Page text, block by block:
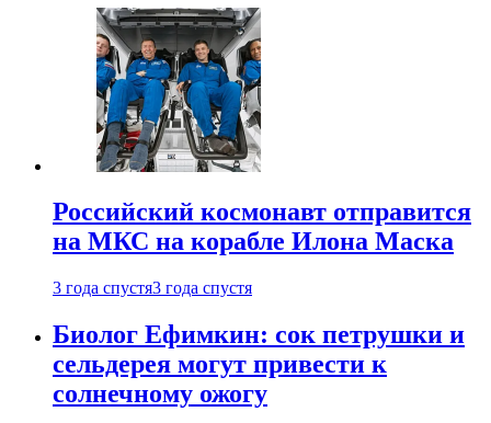
Российский космонавт отправится
на МКС на корабле Илона Маска
3 года спустя3 года спустя
Биолог Ефимкин: сок петрушки и
сельдерея могут привести к
солнечному ожогу